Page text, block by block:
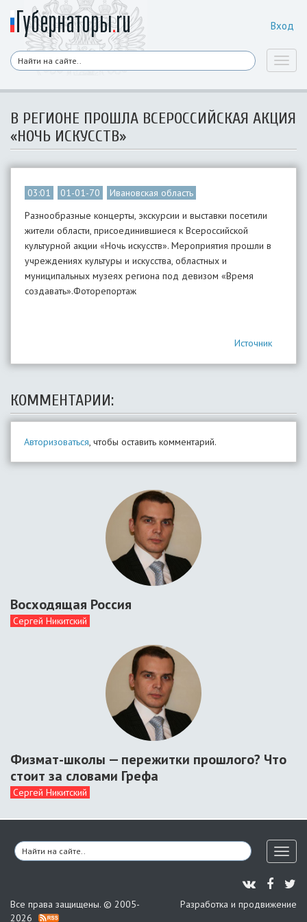
Вход
В РЕГИОНЕ ПРОШЛА ВСЕРОССИЙСКАЯ АКЦИЯ
«НОЧЬ ИСКУССТВ»
03:01 01-01-70
Ивановская область
Разнообразные концерты, экскурсии и выставки посетили
жители области, присоединившиеся к Всероссийской
культурной акции «Ночь искусств». Мероприятия прошли в
учреждениях культуры и искусства, областных и
муниципальных музеях региона под девизом «Время
создавать».Фоторепортаж
Источник
КОММЕНТАРИИ:
Авторизоваться, чтобы оставить комментарий.
Восходящая Россия
Сергей Никитский
Физмат-школы — пережитки прошлого? Что
стоит за словами Грефа
Сергей Никитский
Все права защищены. © 2005-
2026
Разработка и продвижение